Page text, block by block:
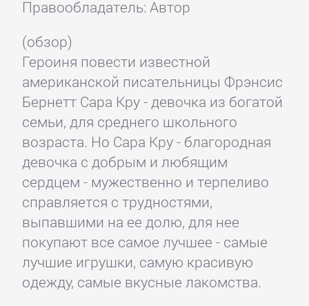
Правообладатель: Автор
(обзор)
Героиня повести известной
американской писательницы Фрэнсис
Бернетт Сара Кру - девочка из богатой
семьи, для среднего школьного
возраста. Но Сара Кру - благородная
девочка с добрым и любящим
сердцем - мужественно и терпеливо
справляется с трудностями,
выпавшими на ее долю, для нее
покупают все самое лучшее - самые
лучшие игрушки, самую красивую
одежду, самые вкусные лакомства.